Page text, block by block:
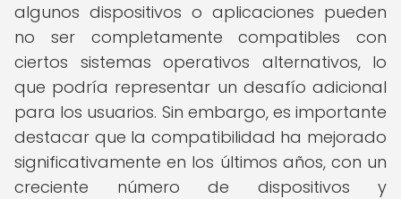
algunos dispositivos o aplicaciones pueden
no ser completamente compatibles con
ciertos sistemas operativos alternativos, lo
que podría representar un desafío adicional
para los usuarios. Sin embargo, es importante
destacar que la compatibilidad ha mejorado
significativamente en los últimos años, con un
creciente número de dispositivos y